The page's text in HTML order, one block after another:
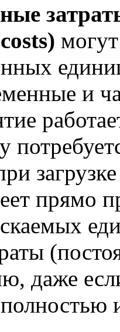
и
прямо
даже